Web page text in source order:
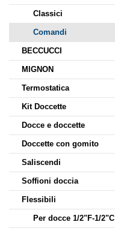
Classici
Comandi
BECCUCCI
MIGNON
Termostatica
Kit Doccette
Docce e doccette
Doccette con gomito
Saliscendi
Soffioni doccia
Flessibili
Per docce 1/2"F-1/2"C